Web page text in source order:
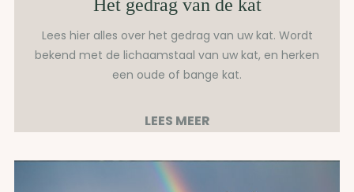
Het gedrag van de kat
Lees hier alles over het gedrag van uw kat. Wordt
bekend met de lichaamstaal van uw kat, en herken
een oude of bange kat.
LEES MEER